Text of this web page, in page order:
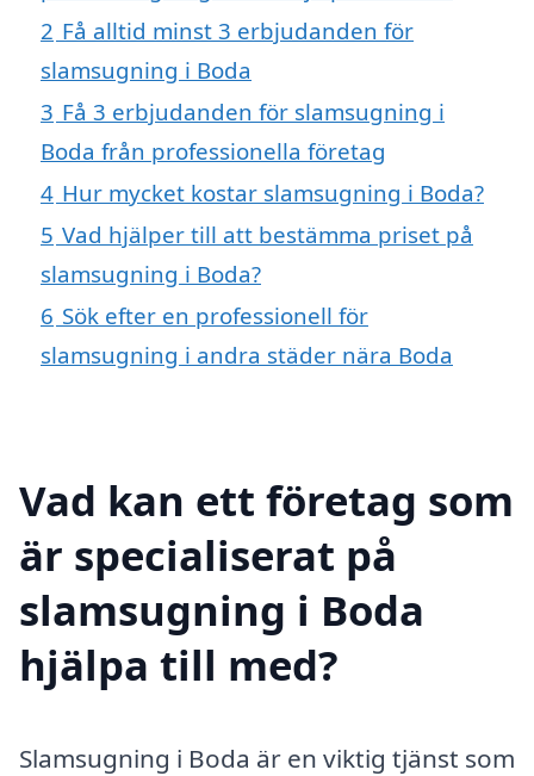
2 Få alltid minst 3 erbjudanden för
slamsugning i Boda
3 Få 3 erbjudanden för slamsugning i
Boda från professionella företag
4 Hur mycket kostar slamsugning i Boda?
5 Vad hjälper till att bestämma priset på
slamsugning i Boda?
6 Sök efter en professionell för
slamsugning i andra städer nära Boda
Vad kan ett företag som
är specialiserat på
slamsugning i Boda
hjälpa till med?
Slamsugning i Boda är en viktig tjänst som